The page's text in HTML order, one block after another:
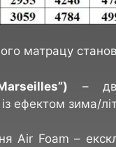
матрацу
–
ефектом зима/
Air Foam –